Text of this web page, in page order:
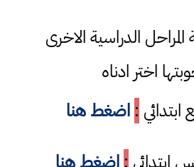
الدراسية الاخرى
اختر ادناه
: اضغط هنا